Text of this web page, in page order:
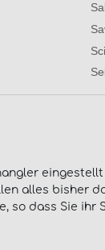
alles bisher
dass Sie